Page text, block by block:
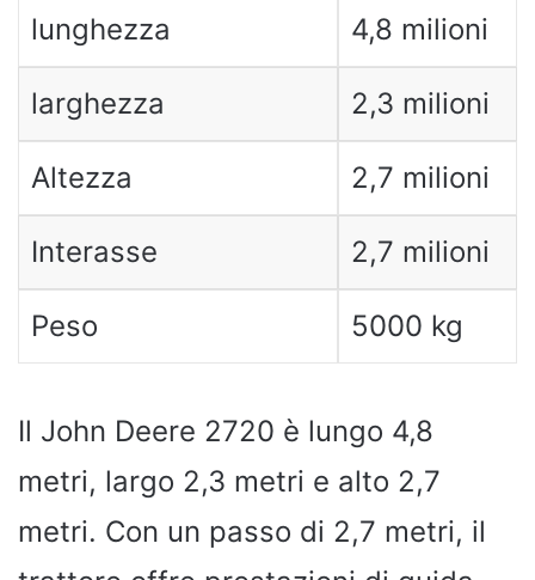
lunghezza 4,8 milioni
larghezza 2,3 milioni
Altezza 2,7 milioni
Interasse 2,7 milioni
Peso 5000 kg
Il John Deere 2720 è lungo 4,8
metri, largo 2,3 metri e alto 2,7
metri. Con un passo di 2,7 metri, il